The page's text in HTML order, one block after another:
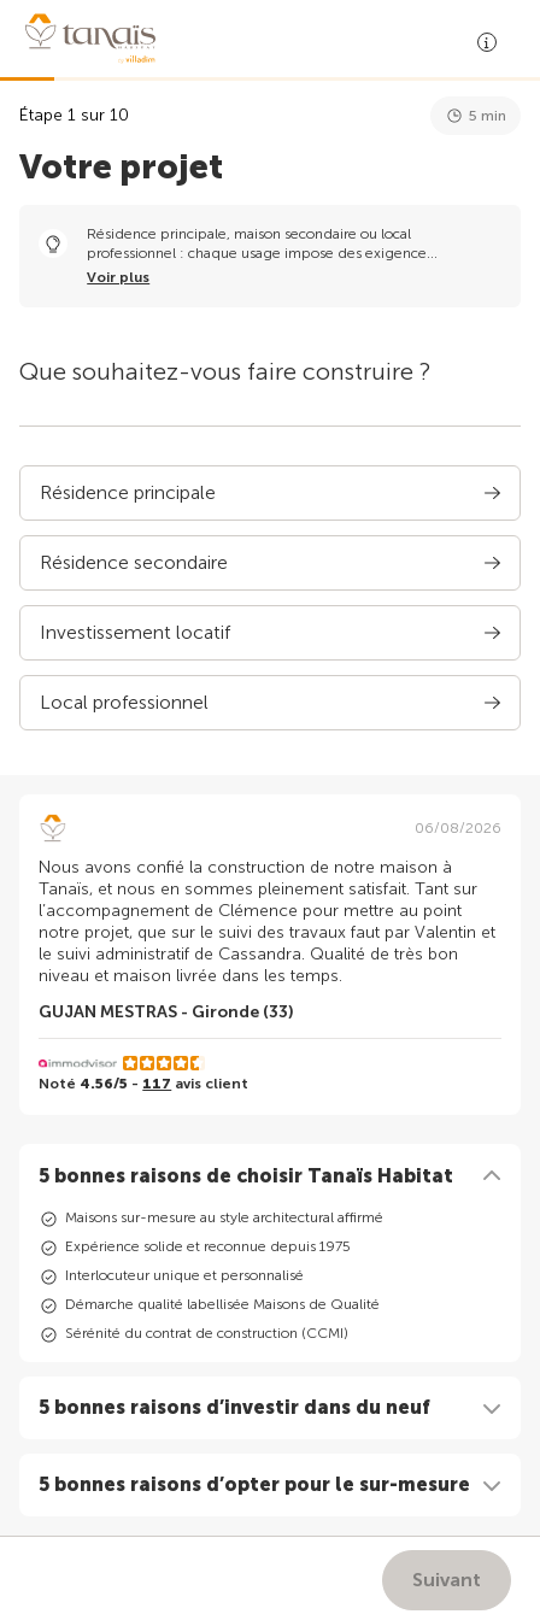
Étape 1 sur 10 5 min
Votre projet
Résidence principale, maison secondaire ou local
professionnel : chaque usage impose des exigence...
Voir plus
Que souhaitez-vous faire construire ?
Résidence principale
Résidence secondaire
Investissement locatif
Local professionnel
Suivant
06/08/2026
Nous avons confié la construction de notre maison à
Tanaïs, et nous en sommes pleinement satisfait. Tant sur
l’accompagnement de Clémence pour mettre au point
notre projet, que sur le suivi des travaux faut par Valentin et
le suivi administratif de Cassandra. Qualité de très bon
niveau et maison livrée dans les temps.
GUJAN MESTRAS - Gironde (33)
Noté 4.56/5 - 117 avis client
5 bonnes raisons de choisir Tanaïs Habitat
Maisons sur-mesure au style architectural affirmé
Expérience solide et reconnue depuis 1975
Interlocuteur unique et personnalisé
Démarche qualité labellisée Maisons de Qualité
Sérénité du contrat de construction (CCMI)
5 bonnes raisons d’investir dans du neuf
5 bonnes raisons d’opter pour le sur-mesure